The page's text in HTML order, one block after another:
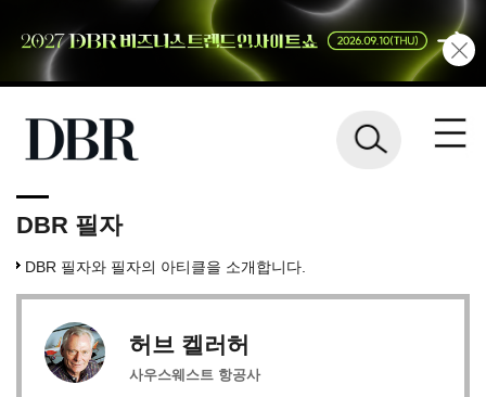
DBR 필자
DBR 필자와 필자의 아티클을 소개합니다.
허브 켈러허
사우스웨스트 항공사